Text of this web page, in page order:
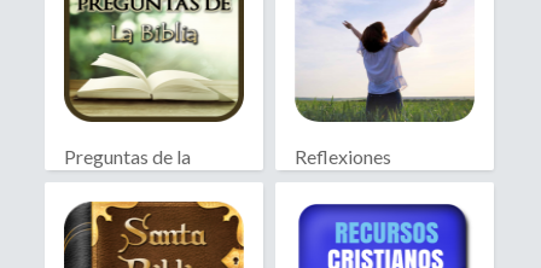
Preguntas de la
Biblia
Reflexiones
Cristianas